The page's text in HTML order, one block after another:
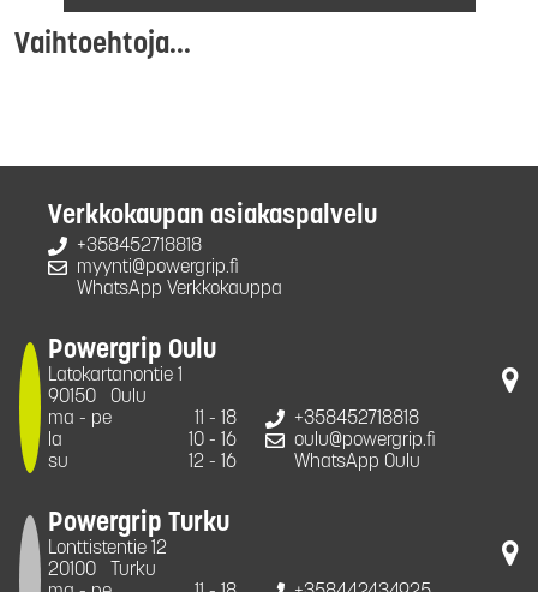
Vaihtoehtoja...
Verkkokaupan asiakaspalvelu
+358452718818
myynti@powergrip.fi
WhatsApp Verkkokauppa
Powergrip Oulu
Latokartanontie 1
90150
Oulu
ma - pe
11 - 18
la
10 - 16
su
12 - 16
+358452718818
oulu@powergrip.fi
WhatsApp Oulu
Powergrip Turku
Lonttistentie 12
20100
Turku